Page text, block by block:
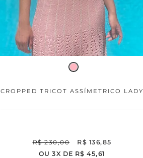
CROPPED TRICOT ASSÍMETRICO LADY
R$ 230,00 R$ 136,85
OU3X DE R$ 45,61